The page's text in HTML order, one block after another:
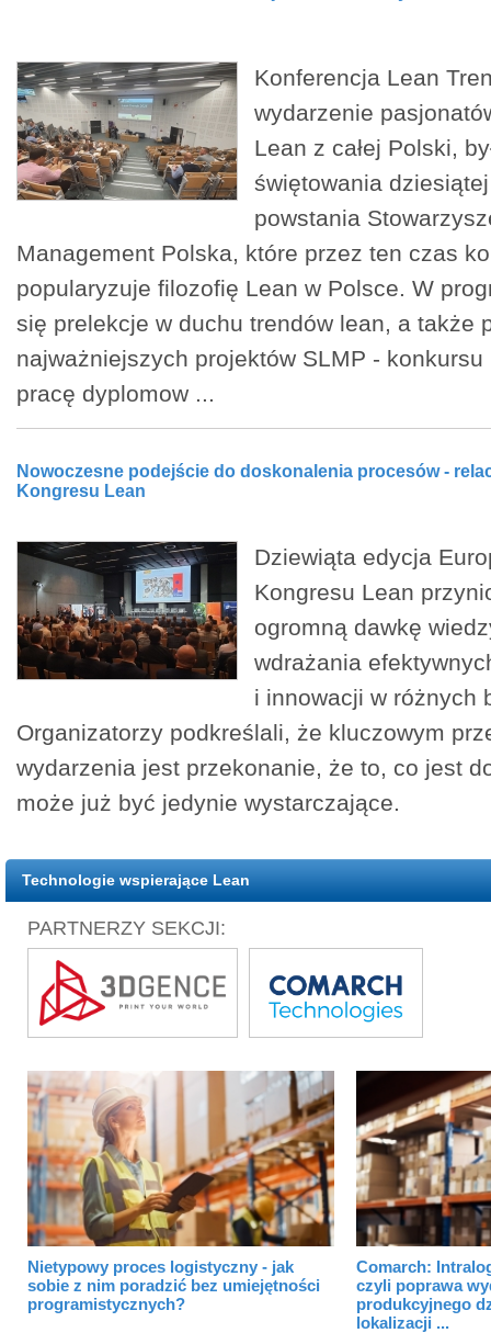
Konferencja Lean
wydarzenie
Lean z całej Polski,
świętowania
powstania
Management Polska, które przez ten czas
popularyzuje filozofię Lean w Polsce. W
się prelekcje w duchu trendów lean, a także
najważniejszych projektów SLMP -
pracę dyplomow ...
Nowoczesne podejście do doskonalenia procesów -
Kongresu Lean
Dziewiąta edycja
Kongresu Lean
ogromną dawkę
wdrażania
i innowacji w różnych
Organizatorzy podkreślali, że kluczowym
wydarzenia jest przekonanie, że to, co jest
może już być jedynie wystarczające.
Technologie wspierające Lean
PARTNERZY SEKCJI:
Nietypowy proces logistyczny - jak
sobie z nim poradzić bez umiejętności
programistycznych?
Comarch:
czyli poprawa
produkcyjnego
lokalizacji ...